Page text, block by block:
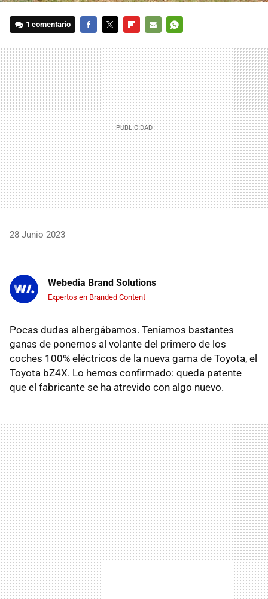
1 comentario
MAIL
28 Junio 2023
Webedia Brand Solutions
Expertos en Branded Content
Pocas dudas albergábamos. Teníamos bastantes
ganas de ponernos al volante del primero de los
coches 100% eléctricos de la nueva gama de Toyota, el
Toyota bZ4X. Lo hemos confirmado: queda patente
que el fabricante se ha atrevido con algo nuevo.